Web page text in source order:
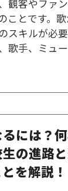
観客やファ
ことです。
スキルが必
歌手、ミュ
ガーソング
曲を自ら歌
には？
の進路
を解説！